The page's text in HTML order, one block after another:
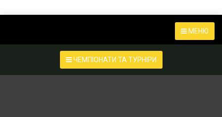
МЕНЮ
ЧЕМПІОНАТИ ТА ТУРНІРИ